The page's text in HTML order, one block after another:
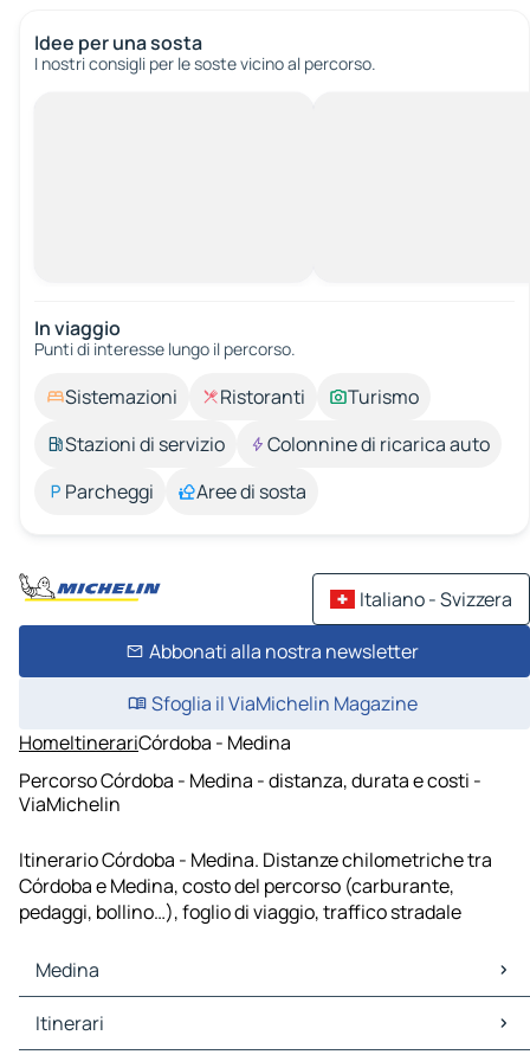
Idee per una sosta
I nostri consigli per le soste vicino al percorso.
In viaggio
Punti di interesse lungo il percorso.
Sistemazioni Ristoranti
Turismo
Stazioni di servizio
Colonnine di ricarica auto
Parcheggi
Aree di sosta
Italiano - Svizzera
Abbonati alla nostra newsletter
Sfoglia il ViaMichelin Magazine
HomeItinerariCórdoba - Medina
Percorso Córdoba - Medina - distanza, durata e costi -
ViaMichelin
Itinerario Córdoba - Medina. Distanze chilometriche tra
Córdoba e Medina, costo del percorso (carburante,
pedaggi, bollino…), foglio di viaggio, traffico stradale
Medina
Medina Mappe Piantine
Medina Traffico
Itinerari